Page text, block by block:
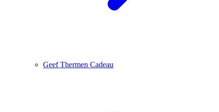
Geef Thermen Cadeau